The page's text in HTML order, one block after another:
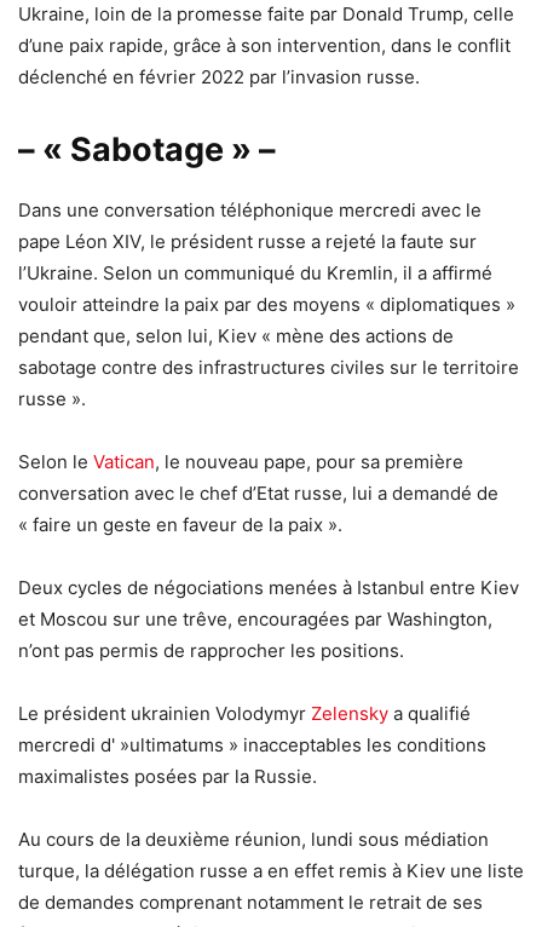
Ukraine, loin de la promesse faite par Donald Trump, celle
d’une paix rapide, grâce à son intervention, dans le conflit
déclenché en février 2022 par l’invasion russe.
– « Sabotage » –
Dans une conversation téléphonique mercredi avec le
pape Léon XIV, le président russe a rejeté la faute sur
l’Ukraine. Selon un communiqué du Kremlin, il a affirmé
vouloir atteindre la paix par des moyens « diplomatiques »
pendant que, selon lui, Kiev « mène des actions de
sabotage contre des infrastructures civiles sur le territoire
russe ».
Selon le Vatican, le nouveau pape, pour sa première
conversation avec le chef d’Etat russe, lui a demandé de
« faire un geste en faveur de la paix ».
Deux cycles de négociations menées à Istanbul entre Kiev
et Moscou sur une trêve, encouragées par Washington,
n’ont pas permis de rapprocher les positions.
Le président ukrainien Volodymyr Zelensky a qualifié
mercredi d' »ultimatums » inacceptables les conditions
maximalistes posées par la Russie.
Au cours de la deuxième réunion, lundi sous médiation
turque, la délégation russe a en effet remis à Kiev une liste
de demandes comprenant notamment le retrait de ses